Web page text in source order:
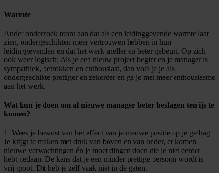
Warmte
Ander onderzoek toont aan dat als een leidinggevende warmte laat
zien, ondergeschikten meer vertrouwen hebben in hun
leidinggevenden en dat het werk sneller en beter gebeurt. Op zich
ook weer logisch: Als je een nieuw project begint en je manager is
sympathiek, betrokken en enthousiast, dan voel je je als
ondergeschikte prettiger en zekerder en ga je met meer enthousiasme
aan het werk.
Wat kun je doen om al nieuwe manager beter beslagen ten ijs te
komen?
1. Wees je bewust van het effect van je nieuwe positie op je gedrag.
Je krijgt te maken met druk van boven en van onder, er komen
nieuwe verwachtingen én je moet dingen doen die je niet eerder
hebt gedaan. De kans dat je een minder prettige persoon wordt is
vrij groot. Dit heb je zelf vaak niet in de gaten.